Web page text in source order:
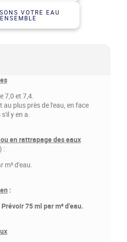
VOTRE EAU
ENSEMBLE
7,0 et 7,4.
au plus près de l'eau, en face
y en a.
en rattrapage des eaux
:
m³ d'eau.
:
75 ml par m³ d'eau.